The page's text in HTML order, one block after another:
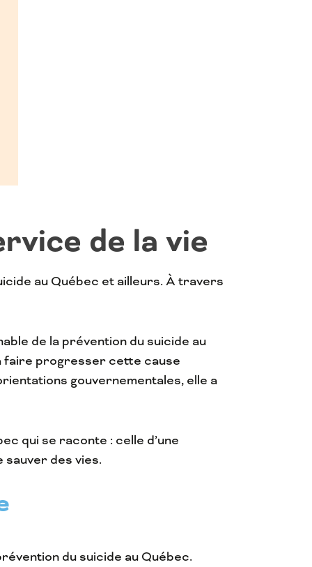
de la vie
au Québec et ailleurs. À travers
de la prévention du suicide au
faire progresser cette cause
gouvernementales, elle a
qui se raconte : celle d’une
sauver des vies.
du suicide au Québec.